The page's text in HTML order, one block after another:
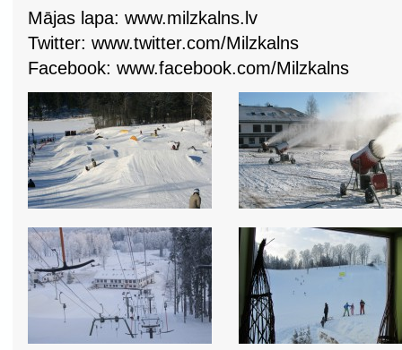
Mājas lapa: www.milzkalns.lv
Twitter: www.twitter.com/Milzkalns
Facebook: www.facebook.com/Milzkalns